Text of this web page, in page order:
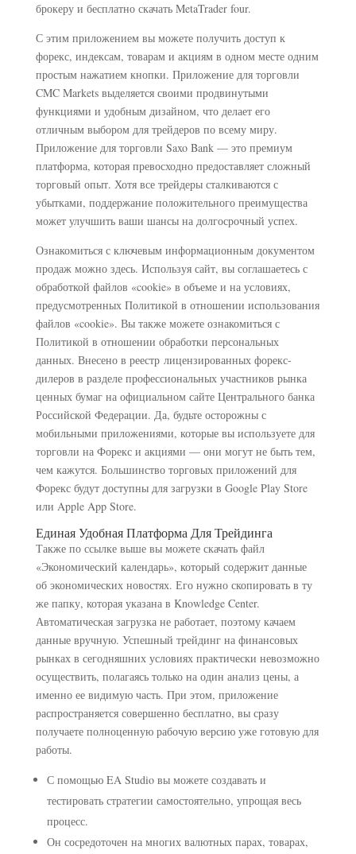
брокеру и бесплатно скачать MetaTrader four.
С этим приложением вы можете получить доступ к
форекс, индексам, товарам и акциям в одном месте одним
простым нажатием кнопки. Приложение для торговли
CMC Markets выделяется своими продвинутыми
функциями и удобным дизайном, что делает его
отличным выбором для трейдеров по всему миру.
Приложение для торговли Saxo Bank — это премиум
платформа, которая превосходно предоставляет сложный
торговый опыт. Хотя все трейдеры сталкиваются с
убытками, поддержание положительного преимущества
может улучшить ваши шансы на долгосрочный успех.
Ознакомиться с ключевым информационным документом
продаж можно здесь. Используя сайт, вы соглашаетесь с
обработкой файлов «cookie» в объеме и на условиях,
предусмотренных Политикой в отношении использования
файлов «cookie». Вы также можете ознакомиться с
Политикой в отношении обработки персональных
данных. Внесено в реестр лицензированных форекс-
дилеров в разделе профессиональных участников рынка
ценных бумаг на официальном сайте Центрального банка
Российской Федерации. Да, будьте осторожны с
мобильными приложениями, которые вы используете для
торговли на Форекс и акциями — они могут не быть тем,
чем кажутся. Большинство торговых приложений для
Форекс будут доступны для загрузки в Google Play Store
или Apple App Store.
Единая Удобная Платформа Для Трейдинга
Также по ссылке выше вы можете скачать файл
«Экономический календарь», который содержит данные
об экономических новостях. Его нужно скопировать в ту
же папку, которая указана в Knowledge Center.
Автоматическая загрузка не работает, поэтому качаем
данные вручную. Успешный трейдинг на финансовых
рынках в сегодняшних условиях практически невозможно
осуществить, полагаясь только на один анализ цены, а
именно ее видимую часть. При этом, приложение
распространяется совершенно бесплатно, вы сразу
получаете полноценную рабочую версию уже готовую для
работы.
С помощью EA Studio вы можете создавать и
тестировать стратегии самостоятельно, упрощая весь
процесс.
Он сосредоточен на многих валютных парах, товарах,